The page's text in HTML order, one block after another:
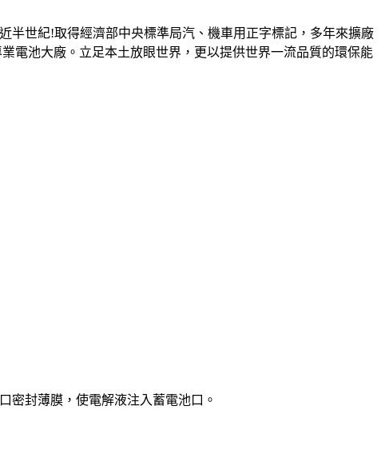
半世紀!取得經濟部中央標準局汽、機車用正字標記，多年來擴廠
電池大廠。立足本土放眼世界，更以提供世界一流品質的環保能
密封薄膜，使電解液注入蓄電池口。